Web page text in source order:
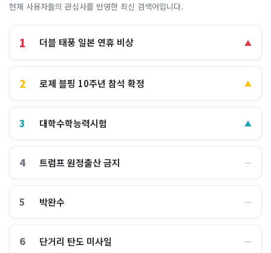
현재 사용자들의 관심사를 반영한 최신 검색어입니다.
1 더블 태풍 일본 연휴 비상 ▲
2 로제 블핑 10주년 참석 확정 ▲
3 대학수학능력시험 ▲
4 트럼프 원정출산 금지 ―
5 박완수 ―
6 단거리 탄도 미사일 ―